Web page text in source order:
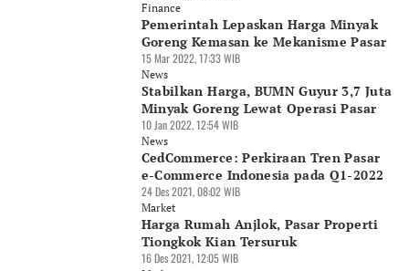
Finance
Pemerintah Lepaskan Harga Minyak
Goreng Kemasan ke Mekanisme Pasar
15 Mar 2022, 17:33 WIB
News
Stabilkan Harga, BUMN Guyur 3,7 Juta
Minyak Goreng Lewat Operasi Pasar
10 Jan 2022, 12:54 WIB
News
CedCommerce: Perkiraan Tren Pasar
e-Commerce Indonesia pada Q1-2022
24 Des 2021, 08:02 WIB
Market
Harga Rumah Anjlok, Pasar Properti
Tiongkok Kian Tersuruk
16 Des 2021, 12:05 WIB